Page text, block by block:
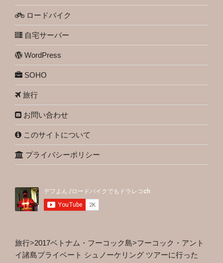
ロードバイク
自宅サーバー
WordPress
SOHO
旅行
お問い合わせ
このサイトについて
プライバシーポリシー
旅行>2017ベトナム・フーコック島>フーコック・アント
イ諸島プライベート シュノーケリング ツアーに行った